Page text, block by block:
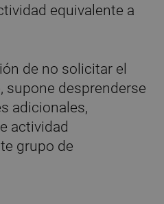
equivalente a
de no solicitar el
supone desprenderse
adicionales,
actividad
grupo de